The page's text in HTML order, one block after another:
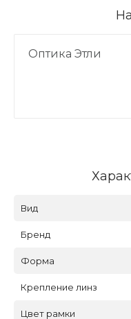
Оптика Этли
Вид
Бренд
Форма
Крепление линз
Цвет рамки